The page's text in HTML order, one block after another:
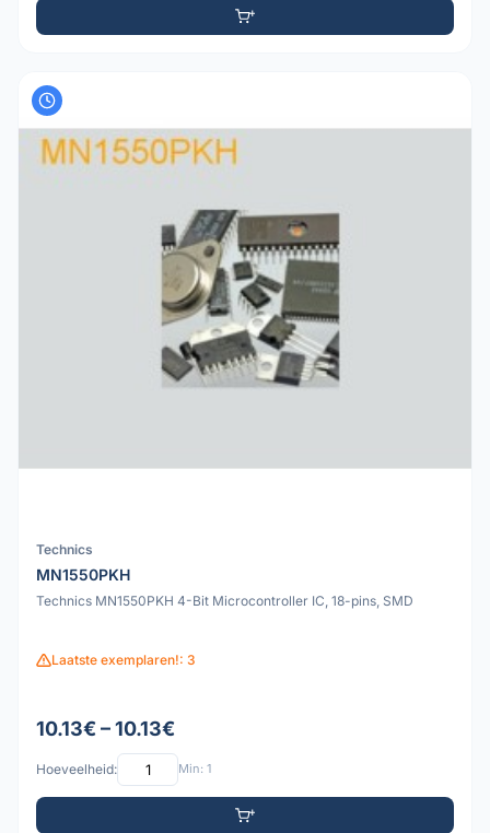
Technics
MN1550PKH
Technics MN1550PKH 4-Bit Microcontroller IC, 18-pins, SMD
Laatste exemplaren!: 3
10.13€ – 10.13€
Hoeveelheid: Min: 1